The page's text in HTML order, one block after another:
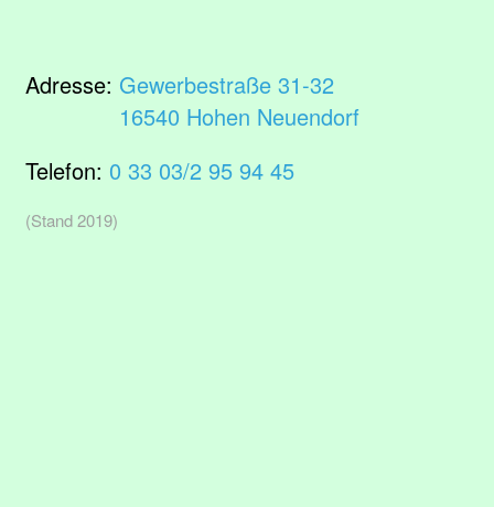
Adresse: Gewerbestraße 31-32
16540 Hohen Neuendorf
Telefon: 0 33 03/2 95 94 45
(Stand 2019)